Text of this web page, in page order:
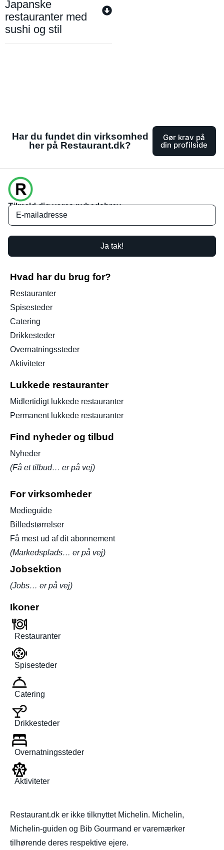
Japanske
restauranter med
sushi og stil
Har du fundet din virksomhed
her på Restaurant.dk?
Gør krav på
din profilside
Tilmeld dig vores nyhedsbrev
Ja tak!
Hvad har du brug for?
Restauranter
Spisesteder
Catering
Drikkesteder
Overnatningssteder
Aktiviteter
Lukkede restauranter
Midlertidigt lukkede restauranter
Permanent lukkede restauranter
Find nyheder og tilbud
Nyheder
(Få et tilbud… er på vej)
For virksomheder
Medieguide
Billedstørrelser
Få mest ud af dit abonnement
(Markedsplads… er på vej)
Jobsektion
(Jobs… er på vej)
Ikoner
Restauranter
Spisesteder
Catering
Drikkesteder
Overnatningssteder
Aktiviteter
Restaurant.dk er ikke tilknyttet Michelin. Michelin,
Michelin-guiden og Bib Gourmand er varemærker
tilhørende deres respektive ejere.